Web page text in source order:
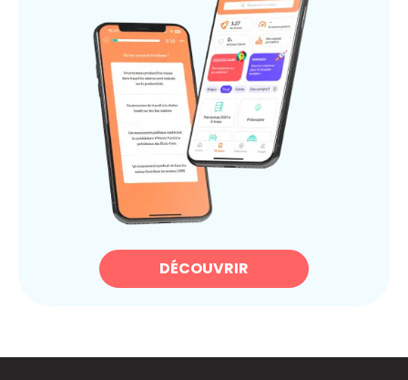
DÉCOUVRIR